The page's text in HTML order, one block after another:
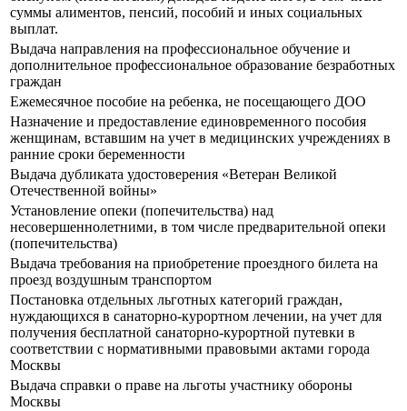
суммы алиментов, пенсий, пособий и иных социальных
выплат.
Выдача направления на профессиональное обучение и
дополнительное профессиональное образование безработных
граждан
Ежемесячное пособие на ребенка, не посещающего ДОО
Назначение и предоставление единовременного пособия
женщинам, вставшим на учет в медицинских учреждениях в
ранние сроки беременности
Выдача дубликата удостоверения «Ветеран Великой
Отечественной войны»
Установление опеки (попечительства) над
несовершеннолетними, в том числе предварительной опеки
(попечительства)
Выдача требования на приобретение проездного билета на
проезд воздушным транспортом
Постановка отдельных льготных категорий граждан,
нуждающихся в санаторно-курортном лечении, на учет для
получения бесплатной санаторно-курортной путевки в
соответствии с нормативными правовыми актами города
Москвы
Выдача справки о праве на льготы участнику обороны
Москвы